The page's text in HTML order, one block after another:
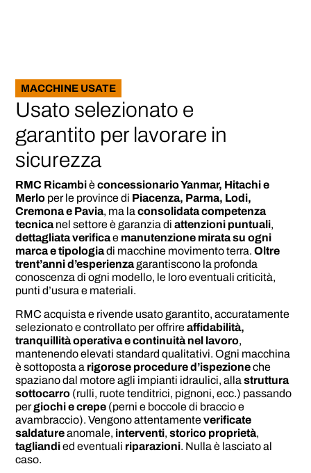
MACCHINE USATE
Usato selezionato e
garantito per lavorare in
sicurezza
RMC Ricambièconcessionario Yanmar, Hitachi e
Merloper le province di Piacenza, Parma, Lodi,
Cremona e Pavia, ma laconsolidata competenza
tecnicanel settore è garanzia diattenzioni puntuali,
dettagliata verificaemanutenzione mirata su ogni
marca e tipologiadi macchine movimento terra.Oltre
trent’anni d’esperienzagarantiscono la profonda
conoscenza di ogni modello, le loro eventuali criticità,
punti d’usura e materiali.
RMC acquista e rivende usato garantito, accuratamente
selezionato e controllato per offrireaffidabilità,
tranquillità operativa e continuità nel lavoro,
mantenendo elevati standard qualitativi. Ogni macchina
è sottoposta arigorose procedure d’ispezioneche
spaziano dal motore agli impianti idraulici, allastruttura
sottocarro(rulli, ruote tenditrici, pignoni, ecc.) passando
pergiochi e crepe(perni e boccole di braccio e
avambraccio). Vengono attentamenteverificate
saldatureanomale, interventi,storico proprietà,
tagliandied eventuali riparazioni. Nulla è lasciato al
caso.